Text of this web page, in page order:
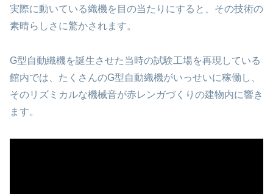
実際に動いている織機を目の当たりにすると、その技術の
素晴らしさに驚かされます。
G型自動織機を誕生させた当時の試験工場を再現している
館内では、たくさんのG型自動織機がいっせいに稼働し、
そのリズミカルな機械音が赤レンガづくりの建物内に響き
ます。